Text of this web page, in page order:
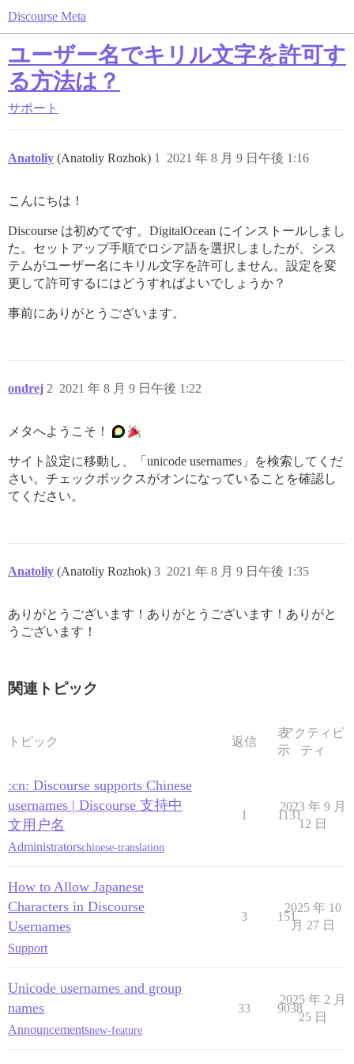
Discourse Meta
ユーザー名でキリル文字を許可す
る方法は？
サポート
Anatoliy (Anatoliy Rozhok) 2021 年 8 月 9 日午後 1:16
1
こんにちは！
Discourse は初めてです。DigitalOcean にインストールしまし
た。セットアップ手順でロシア語を選択しましたが、シス
テムがユーザー名にキリル文字を許可しません。設定を変
更して許可するにはどうすればよいでしょうか？
事前にありがとうございます。
ondrej 2021 年 8 月 9 日午後 1:22
2
メタへようこそ！
サイト設定に移動し、「unicode usernames」を検索してくだ
さい。チェックボックスがオンになっていることを確認し
てください。
Anatoliy (Anatoliy Rozhok) 2021 年 8 月 9 日午後 1:35
3
ありがとうございます！ありがとうございます！ありがと
うございます！
関連トピック
トピック 返信
表
示
アクティビ
ティ
:cn: Discourse supports Chinese
usernames | Discourse 支持中
文用户名
Administratorschinese-translation
1 1131
2023 年 9 月
12 日
How to Allow Japanese
Characters in Discourse
Usernames
Support
3 151
2025 年 10
月 27 日
Unicode usernames and group
names
Announcementsnew-feature
33 9038
2025 年 2 月
25 日